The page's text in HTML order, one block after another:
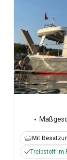
Mit
Treibstoff im